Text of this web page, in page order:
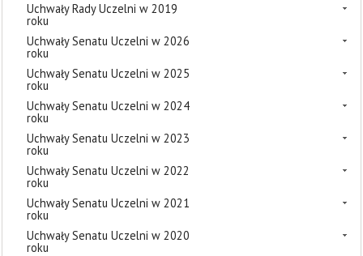
Uchwały Rady Uczelni w 2019
roku
Uchwały Senatu Uczelni w 2026
roku
Uchwały Senatu Uczelni w 2025
roku
Uchwały Senatu Uczelni w 2024
roku
Uchwały Senatu Uczelni w 2023
roku
Uchwały Senatu Uczelni w 2022
roku
Uchwały Senatu Uczelni w 2021
roku
Uchwały Senatu Uczelni w 2020
roku